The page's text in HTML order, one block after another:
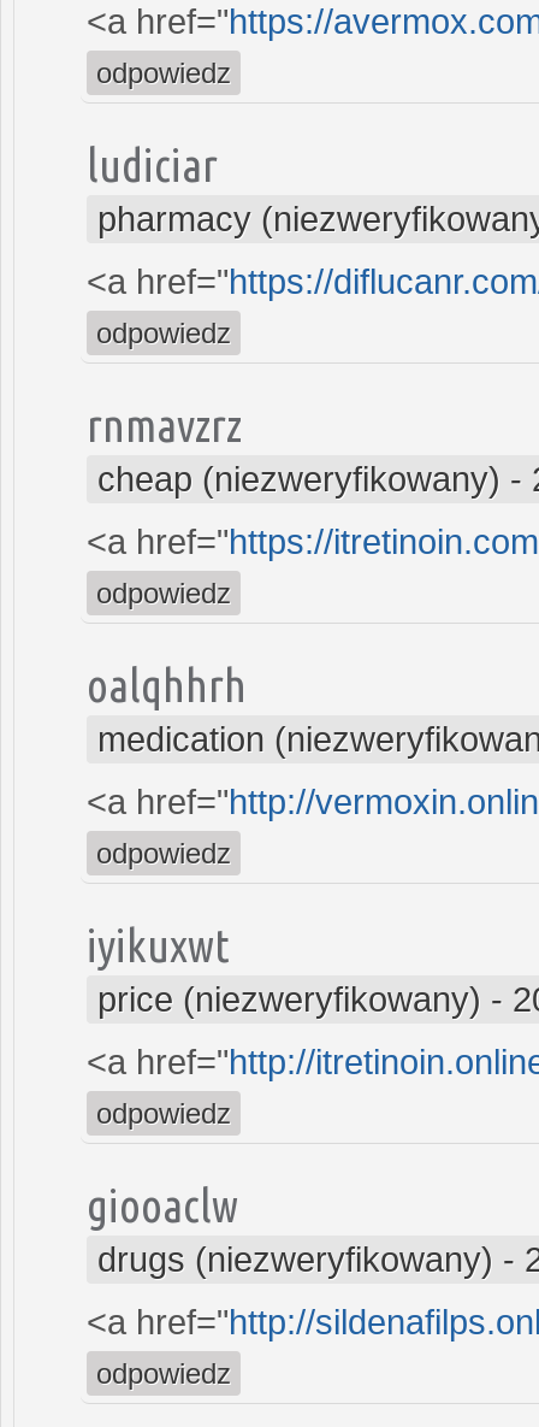
<a href="https://
odpowiedz
ludiciar
pharmacy
<a href="https://
odpowiedz
rnmavzrz
cheap (niezweryfikowany) -
<a href="https://
odpowiedz
oalqhhrh
medication
<a href="http://
odpowiedz
iyikuxwt
price (niezweryfikowany) -
<a href="http://
odpowiedz
giooaclw
drugs (niezweryfikowany) -
<a href="http://
odpowiedz